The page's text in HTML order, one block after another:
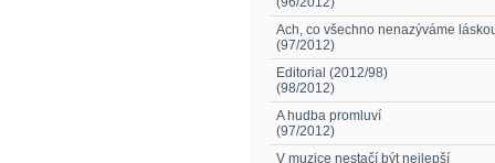
Ach, co všechno nenazýváme
(97/2012)
Editorial (2012/98)
(98/2012)
A hudba promluví
(97/2012)
V muzice nestačí být nejlepší